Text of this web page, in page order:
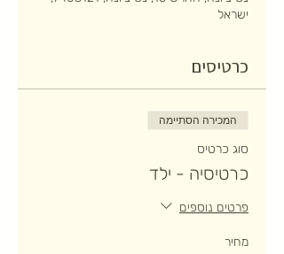
ישראל
כרטיסים
המכירה הסתיימה
סוג כרטיס
כרטיסיה - ילד
פרטים נוספים
מחיר